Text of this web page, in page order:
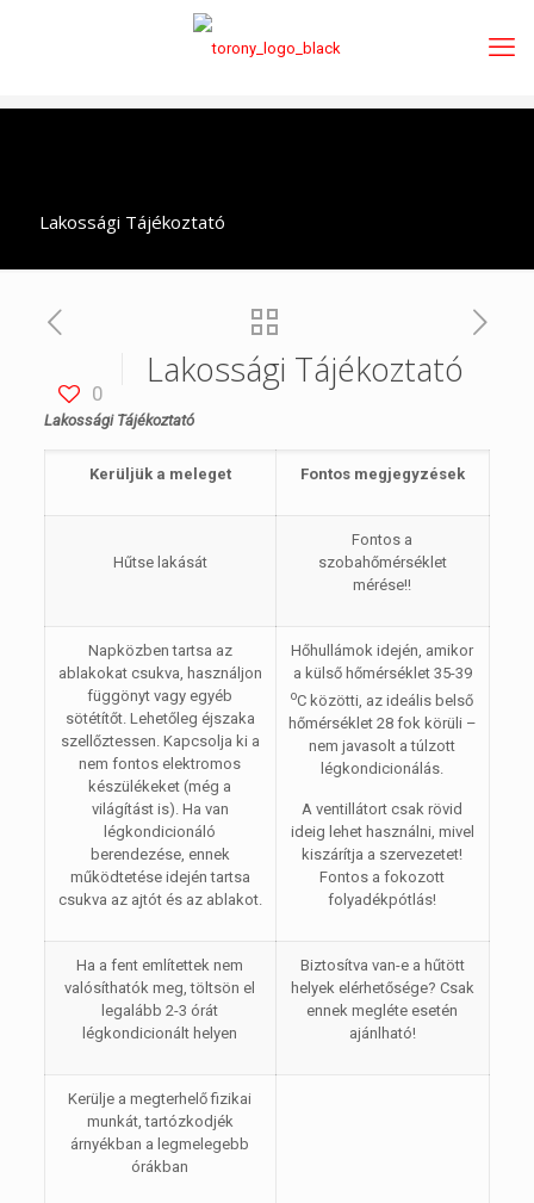
Lakossági Tájékoztató
0
Lakossági Tájékoztató
Lakossági Tájékoztató
Kerüljük a meleget Fontos megjegyzések
Hűtse lakását
Fontos a
szobahőmérséklet
mérése!!
Napközben tartsa az
ablakokat csukva, használjon
függönyt vagy egyéb
sötétítőt. Lehetőleg éjszaka
szellőztessen. Kapcsolja ki a
nem fontos elektromos
készülékeket (még a
világítást is). Ha van
légkondicionáló
berendezése, ennek
működtetése idején tartsa
csukva az ajtót és az ablakot.
Hőhullámok idején, amikor
a külső hőmérséklet 35-39
oC közötti, az ideális belső
hőmérséklet 28 fok körüli –
nem javasolt a túlzott
légkondicionálás.
A ventillátort csak rövid
ideig lehet használni, mivel
kiszárítja a szervezetet!
Fontos a fokozott
folyadékpótlás!
Ha a fent említettek nem
valósíthatók meg, töltsön el
legalább 2-3 órát
légkondicionált helyen
Biztosítva van-e a hűtött
helyek elérhetősége? Csak
ennek megléte esetén
ajánlható!
Kerülje a megterhelő fizikai
munkát, tartózkodjék
árnyékban a legmelegebb
órákban